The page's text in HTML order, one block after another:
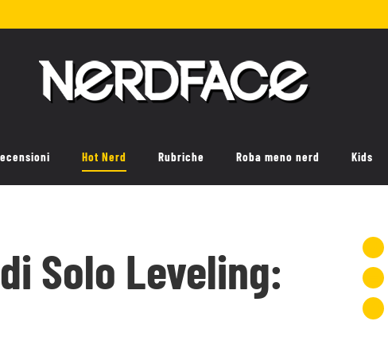
Hot Nerd Rubriche Roba meno nerd Kids
Solo Leveling: